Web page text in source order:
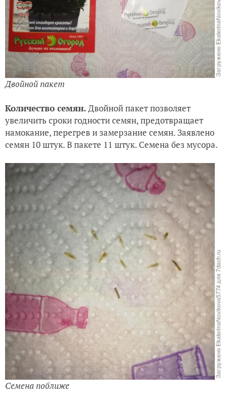
Двойной пакет
Количество семян. Двойной пакет позволяет
увеличить сроки годности семян, предотвращает
намокание, перегрев и замерзание семян. Заявлено
семян 10 штук. В пакете 11 штук. Семена без мусора.
Семена поближе